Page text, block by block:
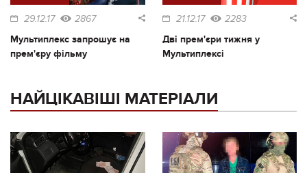
29.12.17 2867
Мультиплекс запрошує на
прем'єру фільму
21.12.17 2283
Дві прем'єри тижня у
Мультиплексі
НАЙЦІКАВІШІ МАТЕРІАЛИ